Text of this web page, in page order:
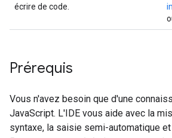
écrire de code.
Prérequis
Vous n'avez besoin que d'une
JavaScript. L'IDE vous aide avec la
syntaxe, la saisie semi-automatique